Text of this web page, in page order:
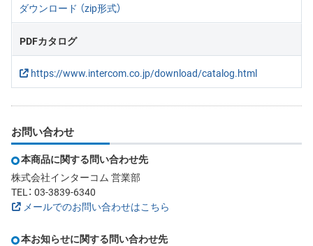
ダウンロード （zip形式）
PDFカタログ
https://www.intercom.co.jp/download/catalog.html
お問い合わせ
本商品に関する問い合わせ先
株式会社インターコム 営業部
TEL： 03-3839-6340
メールでのお問い合わせはこちら
本お知らせに関する問い合わせ先